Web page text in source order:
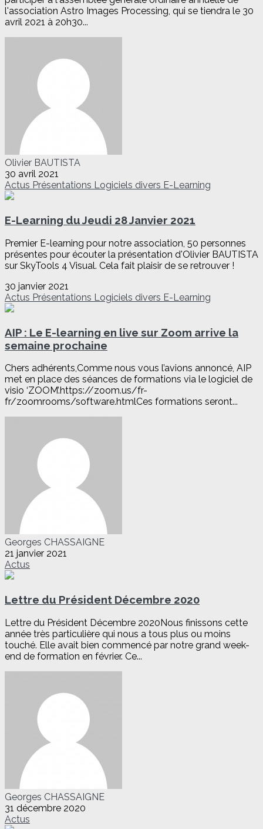
l'association Astro Images Processing, qui se tiendra le 30
avril 2021 à 20h30...
Olivier BAUTISTA
30 avril 2021
Actus Présentations Logiciels divers E-Learning
E-Learning du Jeudi 28 Janvier 2021
Premier E-learning pour notre association, 50 personnes
présentes pour écouter la présentation d'Olivier BAUTISTA
sur SkyTools 4 Visual. Cela fait plaisir de se retrouver !
30 janvier 2021
Actus Présentations Logiciels divers E-Learning
AIP : Le E-learning en live sur Zoom arrive la
semaine prochaine
Chers adhérents,Comme nous vous l’avions annoncé, AIP
met en place des séances de formations via le logiciel de
visio ‘ZOOM’.https://zoom.us/fr-
fr/zoomrooms/software.htmlCes formations seront...
Georges CHASSAIGNE
21 janvier 2021
Actus
Lettre du Président Décembre 2020
Lettre du Président Décembre 2020Nous finissons cette
année très particulière qui nous a tous plus ou moins
touché. Elle avait bien commencé par notre grand week-
end de formation en février. Ce...
Georges CHASSAIGNE
31 décembre 2020
Actus